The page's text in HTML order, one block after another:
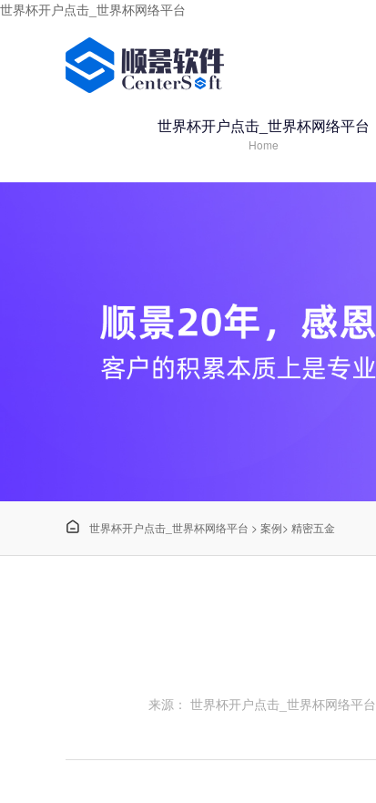
世界杯开户点击_世界杯网络平台
世界杯开户点击_世界杯网络平台
Home
 世界杯开户点击_世界杯网络平台 > 案例> 精密五金
来源： 世界杯开户点击_世界杯网络平台